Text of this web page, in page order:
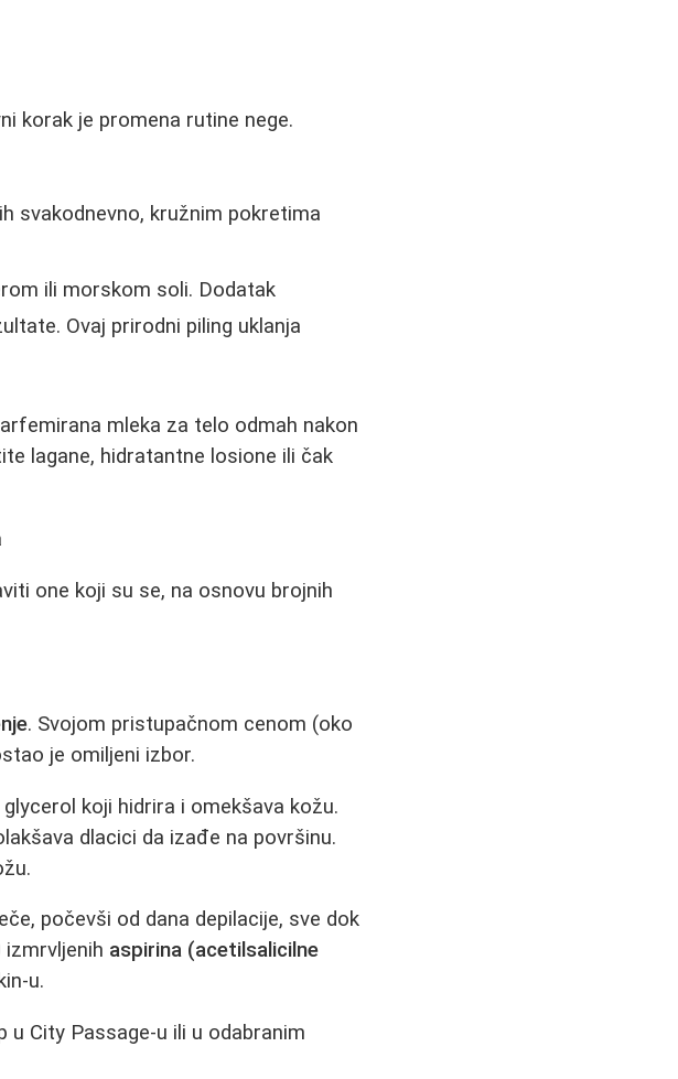
korak je promena rutine nege.
svakodnevno, kružnim pokretima
ili morskom soli. Dodatak
Ovaj prirodni piling uklanja
mleka za telo odmah nakon
lagane, hidratantne losione ili čak
one koji su se, na osnovu brojnih
. Svojom pristupačnom cenom (oko
je omiljeni izbor.
koji hidrira i omekšava kožu.
dlacici da izađe na površinu.
počevši od dana depilacije, sve dok
izmrvljenih aspirina (acetilsalicilne
u.
City Passage-u ili u odabranim